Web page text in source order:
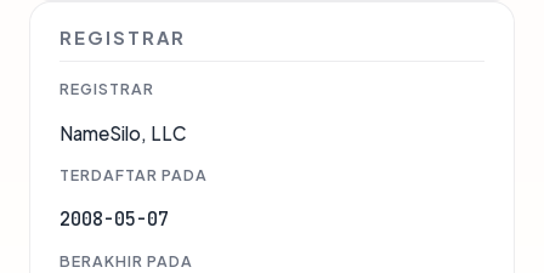
REGISTRAR
REGISTRAR
NameSilo, LLC
TERDAFTAR PADA
2008-05-07
BERAKHIR PADA